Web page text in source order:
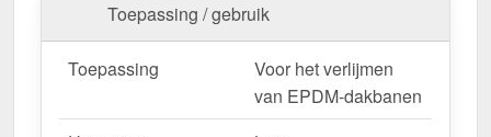
Toepassing / gebruik
Toepassing
Voor het verlijmen
van EPDM-dakbanen